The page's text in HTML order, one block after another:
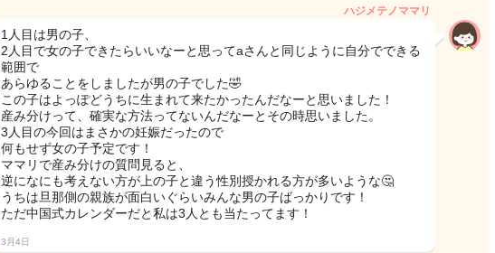
ハジメテノママリ
1人目は男の子、
2人目で女の子できたらいいなーと思ってaさんと同じように自分でできる
範囲で
あらゆることをしましたが男の子でした🤣
この子はよっぽどうちに生まれて来たかったんだなーと思いました！
産み分けって、確実な方法ってないんだなーとその時思いました。
3人目の今回はまさかの妊娠だったので
何もせず女の子予定です！
ママリで産み分けの質問見ると、
逆になにも考えない方が上の子と違う性別授かれる方が多いような🤔
うちは旦那側の親族が面白いぐらいみんな男の子ばっかりです！
ただ中国式カレンダーだと私は3人とも当たってます！
3月4日